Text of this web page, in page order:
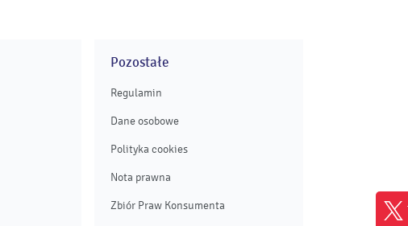
Pozostałe
Regulamin
Dane osobowe
Polityka cookies
Nota prawna
Zbiór Praw Konsumenta